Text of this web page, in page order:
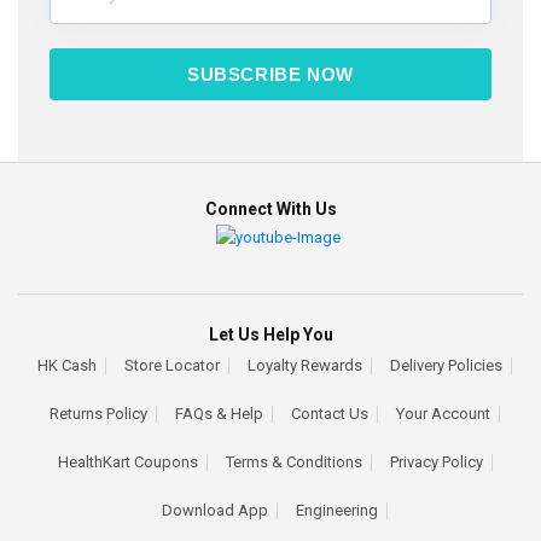
SUBSCRIBE NOW
Connect With Us
Let Us Help You
HK Cash Store Locator Loyalty Rewards Delivery Policies
Returns Policy FAQs & Help Contact Us Your Account
HealthKart Coupons Terms & Conditions Privacy Policy
Download App Engineering